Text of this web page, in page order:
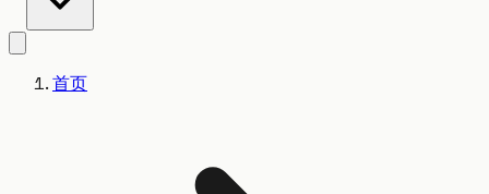
首页